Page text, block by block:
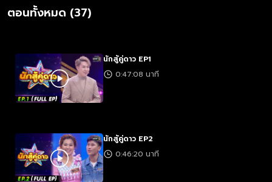
ตอนทั้งหมด (37)
นักสู้คู่ดาว EP1
0:47:08 นาที
นักสู้คู่ดาว EP2
0:46:20 นาที